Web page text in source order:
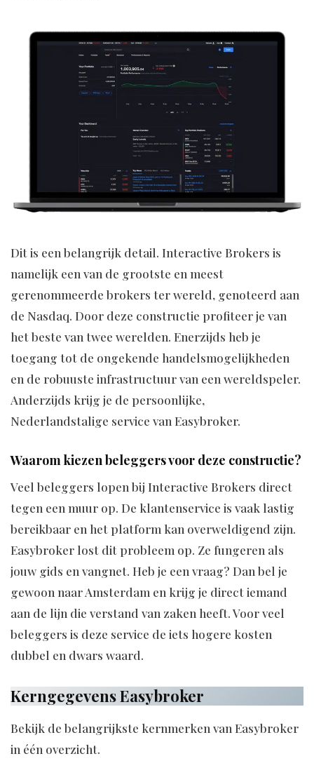
Dit is een belangrijk detail. Interactive Brokers is
namelijk een van de grootste en meest
gerenommeerde brokers ter wereld, genoteerd aan
de Nasdaq. Door deze constructie profiteer je van
het beste van twee werelden. Enerzijds heb je
toegang tot de ongekende handelsmogelijkheden
en de robuuste infrastructuur van een wereldspeler.
Anderzijds krijg je de persoonlijke,
Nederlandstalige service van Easybroker.
Waarom kiezen beleggers voor deze constructie?
Veel beleggers lopen bij Interactive Brokers direct
tegen een muur op. De klantenservice is vaak lastig
bereikbaar en het platform kan overweldigend zijn.
Easybroker lost dit probleem op. Ze fungeren als
jouw gids en vangnet. Heb je een vraag? Dan bel je
gewoon naar Amsterdam en krijg je direct iemand
aan de lijn die verstand van zaken heeft. Voor veel
beleggers is deze service de iets hogere kosten
dubbel en dwars waard.
Kerngegevens Easybroker
Bekijk de belangrijkste kernmerken van Easybroker
in één overzicht.